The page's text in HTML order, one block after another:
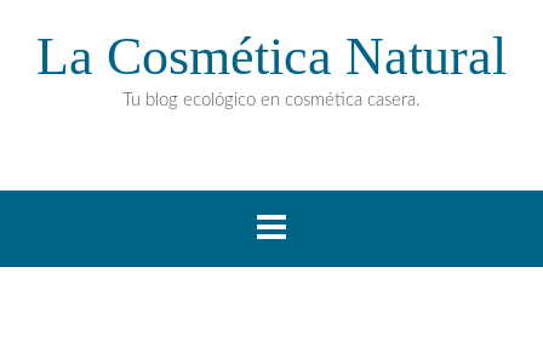
La Cosmética Natural
Tu blog ecológico en cosmética casera.